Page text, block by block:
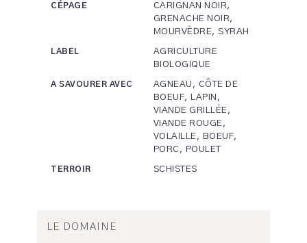
CÉPAGE
CARIGNAN NOIR,
GRENACHE NOIR,
MOURVÈDRE, SYRAH
LABEL
AGRICULTURE
BIOLOGIQUE
A SAVOURER AVEC
AGNEAU, CÔTE DE
BOEUF, LAPIN,
VIANDE GRILLÉE,
VIANDE ROUGE,
VOLAILLE, BOEUF,
PORC, POULET
TERROIR SCHISTES
LE DOMAINE